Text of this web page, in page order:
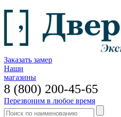
Заказать замер
Наши
магазины
8 (800) 200-45-65
Перезвоним в любое время